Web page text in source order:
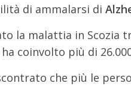
di ammalarsi di
la malattia in Scozia
coinvolto più di
che più le